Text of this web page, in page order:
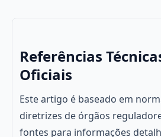
Referências
Oficiais
Este artigo é baseado em
diretrizes de órgãos
fontes para informações